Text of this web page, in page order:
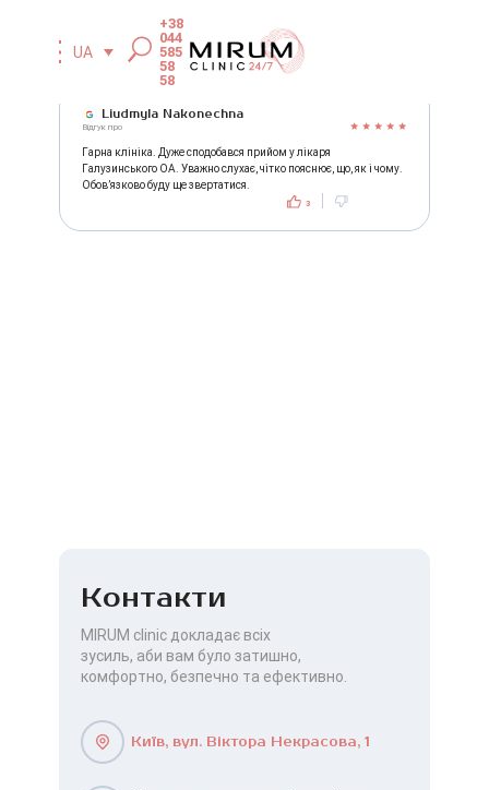
UA
+38
044
585
58
58
Liudmyla Nakonechna
Відгук про
Гарна клініка. Дуже сподобався прийом у лікаря
Галузинського ОА. Уважно слухає, чітко пояснює, що, як і чому.
Обовʼязково буду ще звертатися.
3
Контакти
MIRUM clinic докладає всіх
зусиль, аби вам було затишно,
комфортно, безпечно та ефективно.
Київ, вул. Віктора Некрасова, 1